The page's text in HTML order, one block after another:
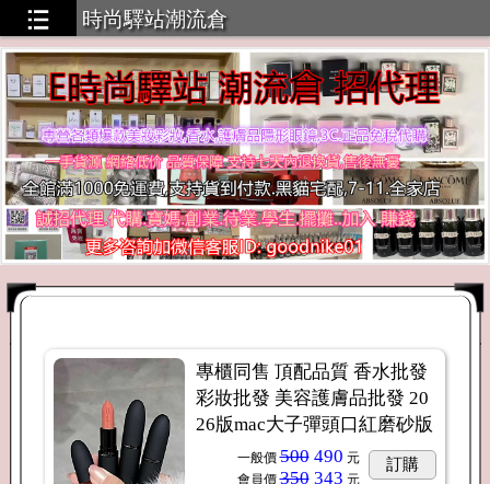
時尚驛站潮流倉
貨源，無需囤貨，一件代發
專櫃同售 頂配品質 香水批發
彩妝批發 美容護膚品批發 20
26版mac大子彈頭口紅磨砂版
一般價 500490 元
會員價 350343 元
訂購